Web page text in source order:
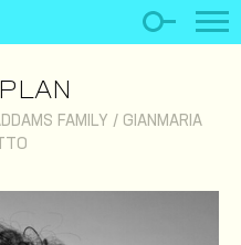
FAMILY / GIANMARIA